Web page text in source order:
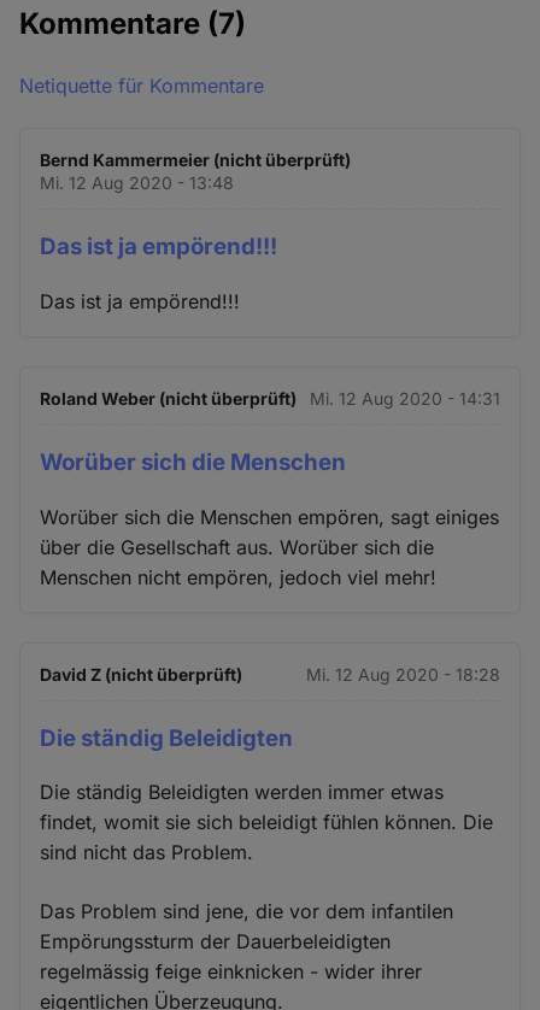
Kommentare (7)
Netiquette für Kommentare
Bernd Kammermeier (nicht überprüft)
Mi. 12 Aug 2020 - 13:48
Das ist ja empörend!!!
Das ist ja empörend!!!
Roland Weber (nicht überprüft) Mi. 12 Aug 2020 - 14:31
Worüber sich die Menschen
Worüber sich die Menschen empören, sagt einiges
über die Gesellschaft aus. Worüber sich die
Menschen nicht empören, jedoch viel mehr!
David Z (nicht überprüft) Mi. 12 Aug 2020 - 18:28
Die ständig Beleidigten
Die ständig Beleidigten werden immer etwas
findet, womit sie sich beleidigt fühlen können. Die
sind nicht das Problem.
Das Problem sind jene, die vor dem infantilen
Empörungssturm der Dauerbeleidigten
regelmässig feige einknicken - wider ihrer
eigentlichen Überzeugung.